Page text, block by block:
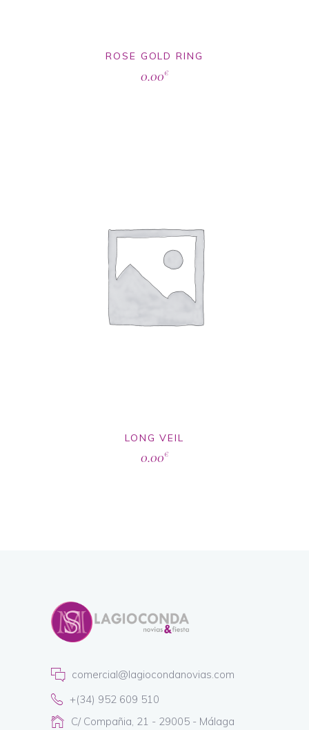
ROSE GOLD RING
0.00€
LONG VEIL
0.00€
comercial@lagiocondanovias.com
+(34) 952 609 510
C/ Compañia, 21 - 29005 - Málaga